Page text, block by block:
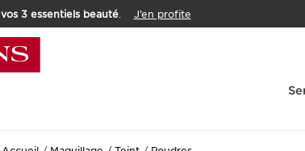
vos 3 essentiels beauté. J’en profite